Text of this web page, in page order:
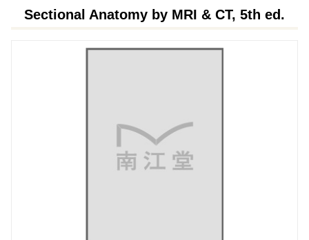
Sectional Anatomy by MRI & CT, 5th ed.